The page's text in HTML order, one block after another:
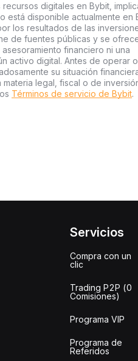
digitales en Bybit,
está disponible actualmente en
los resultados de las
de fuentes públicas y se
financiero ni una
activo digital. Antes de operar o
su situación
legal, fiscal o de
Términos de servicio de Bybit.
Servicios
Compra con un
clic
Trading P2P (0
Comisiones)
Programa VIP
Programa de
Referidos